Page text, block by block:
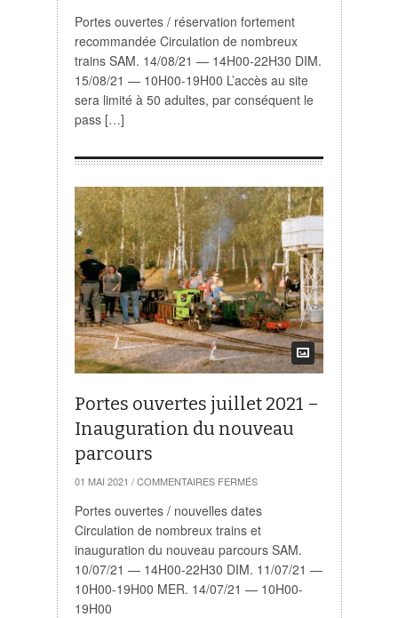
OUVERTES
AOÛT
2021
Portes ouvertes / réservation fortement
recommandée Circulation de nombreux
trains SAM. 14/08/21 — 14H00-22H30 DIM.
15/08/21 — 10H00-19H00 L’accès au site
sera limité à 50 adultes, par conséquent le
pass […]
Portes ouvertes juillet 2021 –
Inauguration du nouveau
parcours
01 MAI 2021 / COMMENTAIRES FERMÉSSUR
JUILLET
2021
INAUGURATION
DU
PARCOURS
Portes ouvertes / nouvelles dates
Circulation de nombreux trains et
inauguration du nouveau parcours SAM.
10/07/21 — 14H00-22H30 DIM. 11/07/21 —
10H00-19H00 MER. 14/07/21 — 10H00-
19H00